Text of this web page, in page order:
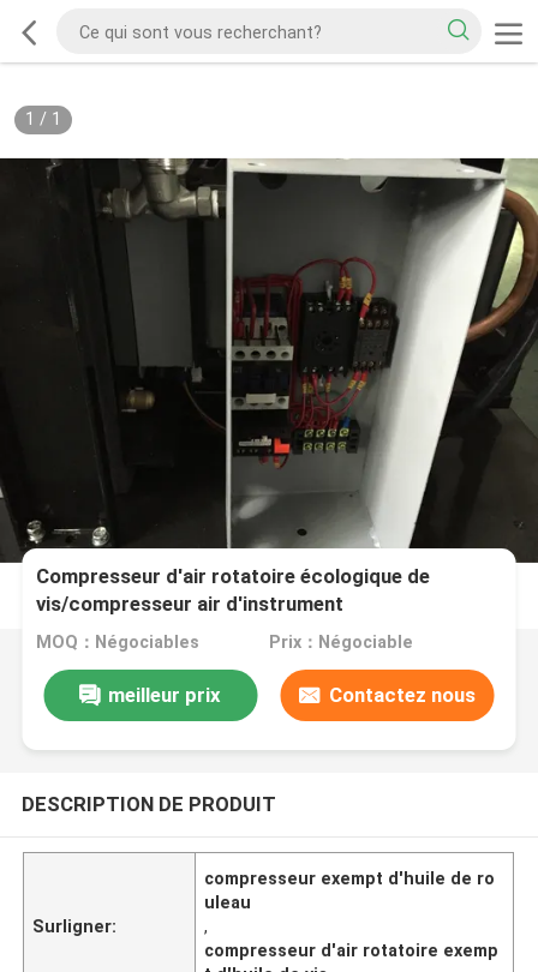
1 / 1
Compresseur d'air rotatoire écologique de
vis/compresseur air d'instrument
MOQ：Négociables Prix：Négociable
meilleur prix Contactez nous
DESCRIPTION DE PRODUIT
Surligner:
compresseur exempt d'huile de ro
uleau
,
compresseur d'air rotatoire exemp